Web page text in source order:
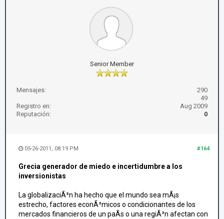
Senior Member
Mensajes:
290
49
Registro en:
Aug 2009
Reputación:
0
#164
05-26-2011, 08:19 PM
Grecia generador de miedo e incertidumbre a los
inversionistas
La globalizaciÃ³n ha hecho que el mundo sea mÃ¡s
estrecho, factores econÃ³micos o condicionantes de los
mercados financieros de un paÃ­s o una regiÃ³n afectan con